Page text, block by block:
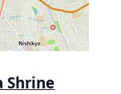
Shrine